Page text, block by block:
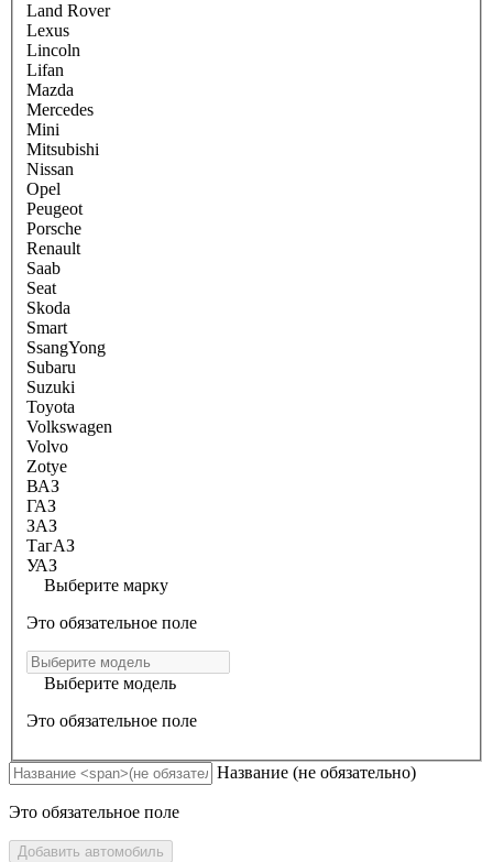
Land Rover
Lexus
Lincoln
Lifan
Mazda
Mercedes
Mini
Mitsubishi
Nissan
Opel
Peugeot
Porsche
Renault
Saab
Seat
Skoda
Smart
SsangYong
Subaru
Suzuki
Toyota
Volkswagen
Volvo
Zotye
ВАЗ
ГАЗ
ЗАЗ
ТагАЗ
УАЗ
Выберите марку
Это обязательное поле
Выберите модель
Это обязательное поле
Название (не обязательно)
Это обязательное поле
Добавить автомобиль